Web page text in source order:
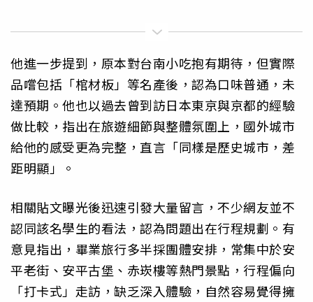
他進一步提到，原本對台南小吃抱有期待，但實際
品嚐包括「棺材板」等名產後，認為口味普通，未
達預期。他也以過去曾到訪日本東京與京都的經驗
做比較，指出在旅遊細節與整體氛圍上，國外城市
給他的感受更為完整，直言「同樣是歷史城市，差
距明顯」。
相關貼文曝光後迅速引發大量留言，不少網友並不
認同該名學生的看法，認為問題出在行程規劃。有
意見指出，畢業旅行多半採團體安排，常集中於安
平老街、安平古堡、赤崁樓等熱門景點，行程偏向
「打卡式」走訪，缺乏深入體驗，自然容易覺得擁